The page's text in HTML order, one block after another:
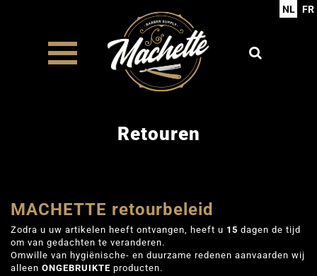
NL FR
Retouren
MACHETTE retourbeleid
Zodra u uw artikelen heeft ontvangen, heeft u 15 dagen de tijd
om van gedachten te veranderen.
Omwille van hygiënische- en duurzame redenen aanvaarden wij
alleen ONGEBRUIKTE producten.